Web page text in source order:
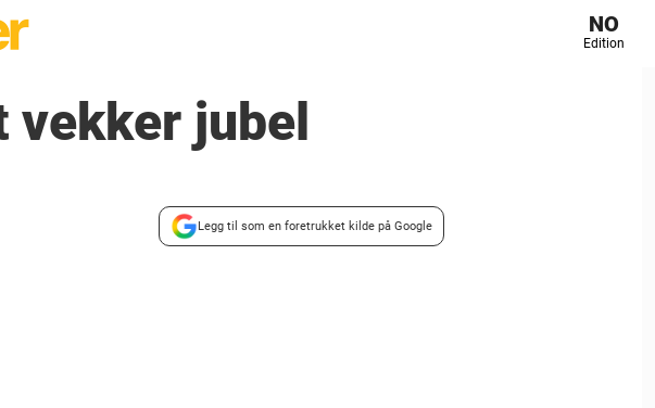
NO
Edition
vekker jubel
Legg til som en foretrukket kilde på Google